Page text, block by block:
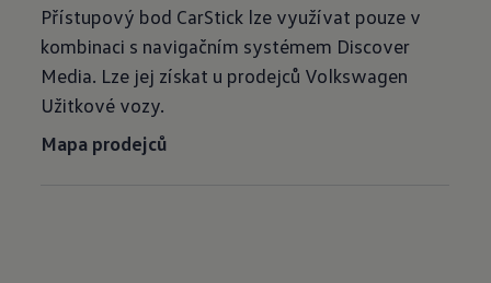
Přístupový bod CarStick lze využívat pouze v
kombinaci s navigačním systémem Discover
Media. Lze jej získat u prodejců Volkswagen
Užitkové vozy.
Mapa prodejců